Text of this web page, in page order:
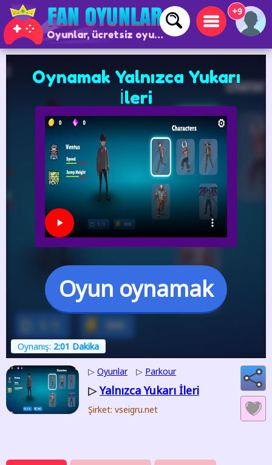
Oyunlar, ücretsiz oyunlar ve çevrimiçi oyunlar
+9
Oynamak Yalnızca Yukarı
İleri
Oyun oynamak
Oynanış: 2:01 Dakika
▷ Oyunlar ▷ Parkour
▷Yalnızca Yukarı İleri
Şirket: vseigru.net